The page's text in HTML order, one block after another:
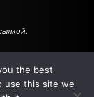
НА САЙТЕ
the best
use this site we